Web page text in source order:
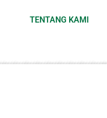
TENTANG KAMI